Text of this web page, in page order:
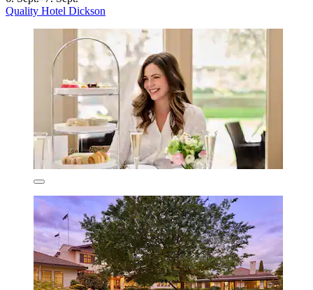
Quality Hotel Dickson